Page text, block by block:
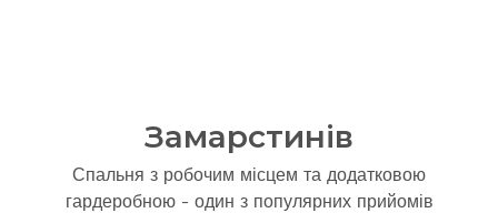
Замарстинів
Спальня з робочим місцем та додатковою
гардеробною - один з популярних прийомів